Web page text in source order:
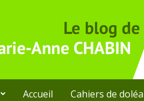
Accueil Cahiers de